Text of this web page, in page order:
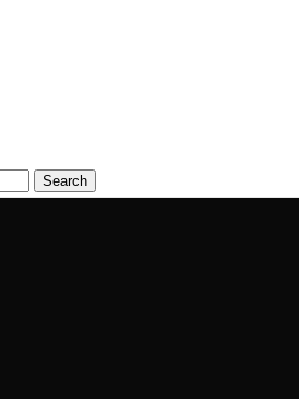
Search